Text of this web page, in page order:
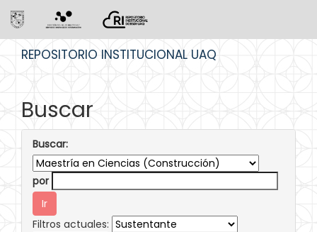
REPOSITORIO INSTITUCIONAL UAQ
Buscar
Buscar:
por
Filtros actuales: